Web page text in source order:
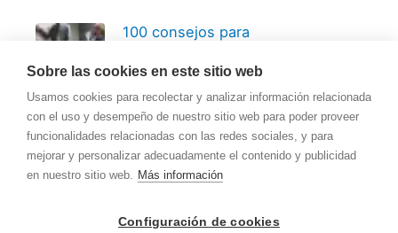
100 consejos para
años de experiencia
Sobre las cookies en este sitio web
Usamos cookies para recolectar y analizar información relacionada
con el uso y desempeño de nuestro sitio web para poder proveer
funcionalidades relacionadas con las redes sociales, y para
mejorar y personalizar adecuadamente el contenido y publicidad
en nuestro sitio web. Más información
Configuración de cookies